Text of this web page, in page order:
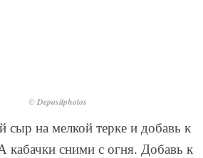
© Depositphotos
сыр на мелкой терке и добавь к
кабачки сними с огня. Добавь к